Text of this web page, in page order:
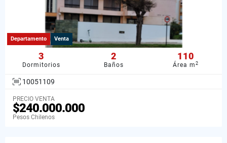
Departamento Venta
3
Dormitorios
2
Baños
110
Área m2
10051109
PRECIO VENTA
$240.000.000
Pesos Chilenos